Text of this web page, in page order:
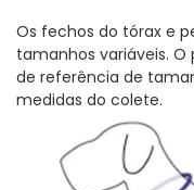
Os fechos do tórax e
tamanhos variáveis.
de referência de
medidas do colete.